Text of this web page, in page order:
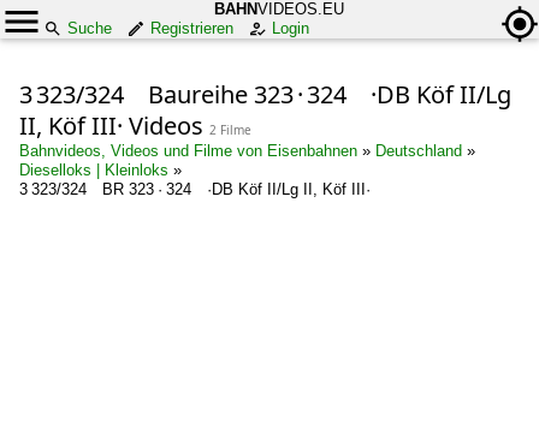
BAHNVIDEOS.EU
Suche
Registrieren Login
3 323/324 Baureihe 323 · 324 ·DB Köf II/Lg
II, Köf III· Videos 2 Filme
Bahnvideos, Videos und Filme von Eisenbahnen » Deutschland »
Dieselloks | Kleinloks »
3 323/324 BR 323 · 324 ·DB Köf II/Lg II, Köf III·